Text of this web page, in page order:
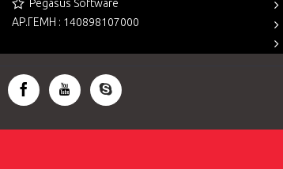
Pegasus Software
ΑΡ.ΓΕΜΗ : 140898107000